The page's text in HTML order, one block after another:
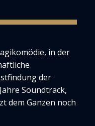
in der
der
Soundtrack,
dem Ganzen noch